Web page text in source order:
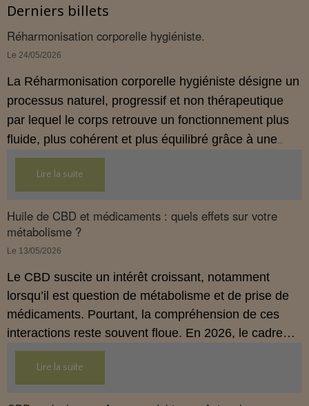
Derniers billets
Réharmonisation corporelle hygiéniste.
Le 24/05/2026
La Réharmonisation corporelle hygiéniste désigne un
processus naturel, progressif et non thérapeutique
par lequel le corps retrouve un fonctionnement plus
fluide, plus cohérent et plus équilibré grâce à une
hygiène de vie adaptée.
Lire la suite
Huile de CBD et médicaments : quels effets sur votre
métabolisme ?
Le 13/05/2026
Le CBD suscite un intérêt croissant, notamment
lorsqu’il est question de métabolisme et de prise de
médicaments. Pourtant, la compréhension de ces
interactions reste souvent floue. En 2026, le cadre
légal français impose des règles strictes : seuls les
usages externes du CBD sont autorisés. Cet article
propose une mise au point claire et accessible pour
Lire la suite